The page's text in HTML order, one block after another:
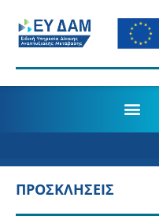
ΠΡΟΣΚΛΗΣΕΙΣ